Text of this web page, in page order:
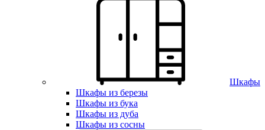
Шкафы
Шкафы из березы
Шкафы из бука
Шкафы из дуба
Шкафы из сосны